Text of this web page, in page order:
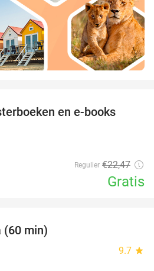
en e-books
Regulier €22,47
Gratis
(60 min)
9.7 star